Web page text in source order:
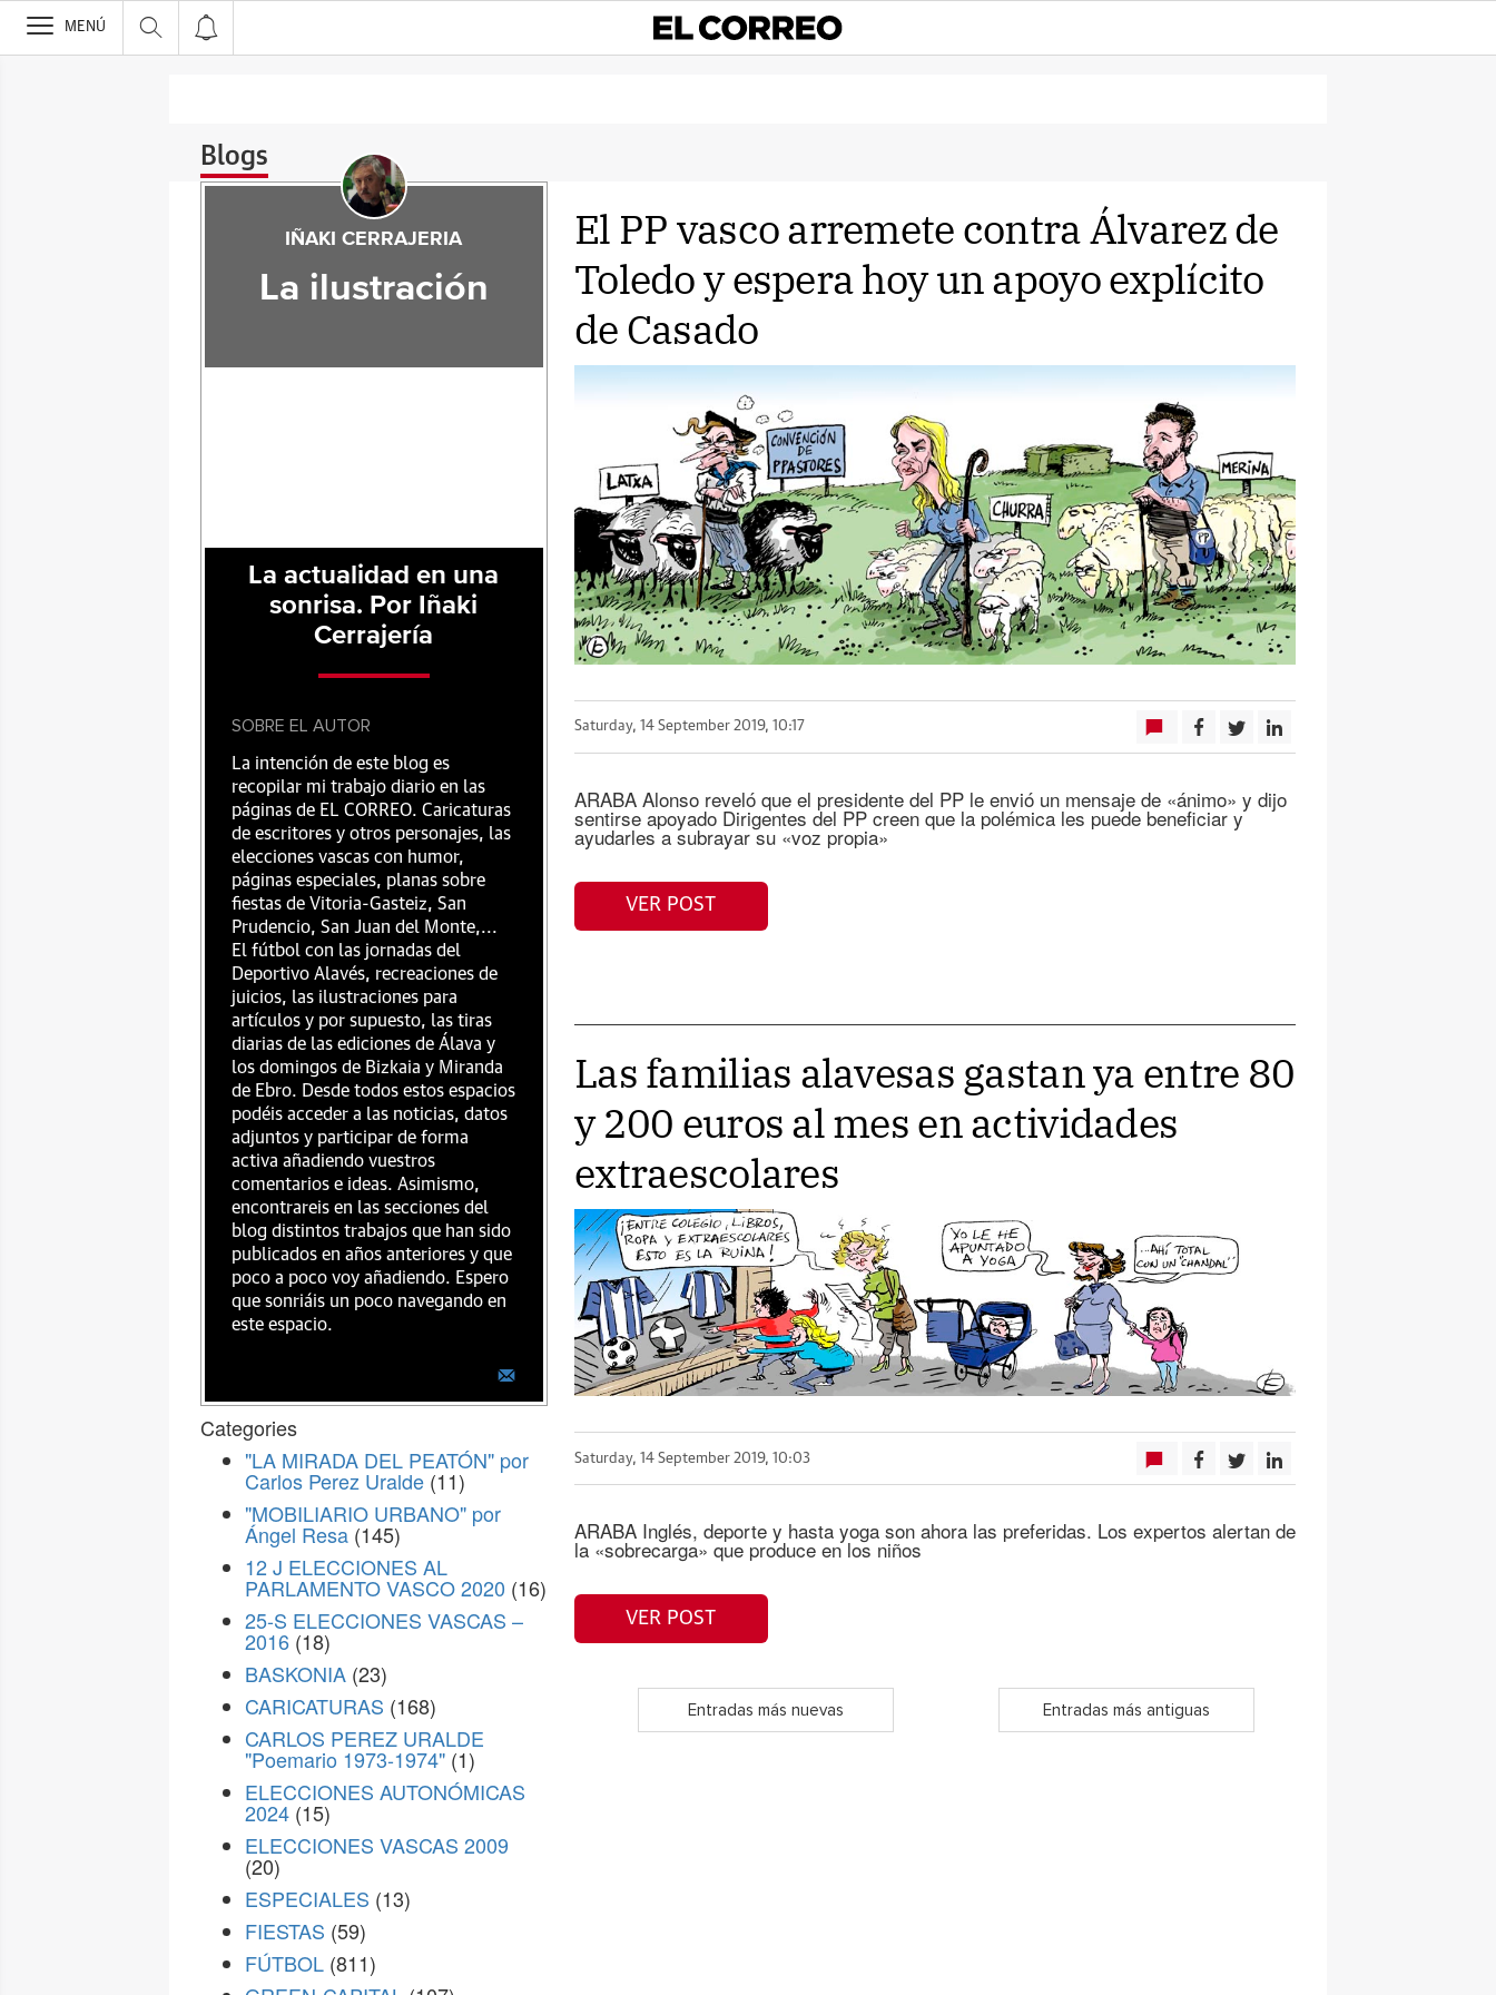
>
MENÚ
Blogs
El PP vasco arremete contra Álvarez de
Toledo y espera hoy un apoyo explícito
de Casado
Saturday, 14 September 2019, 10:17
ARABA Alonso reveló que el presidente del PP le envió un mensaje de «ánimo» y dijo
sentirse apoyado Dirigentes del PP creen que la polémica les puede beneficiar y
ayudarles a subrayar su «voz propia»
VER POST
Las familias alavesas gastan ya entre 80
y 200 euros al mes en actividades
extraescolares
Saturday, 14 September 2019, 10:03
ARABA Inglés, deporte y hasta yoga son ahora las preferidas. Los expertos alertan de
la «sobrecarga» que produce en los niños
VER POST
Entradas más nuevas Entradas más antiguas
IÑAKI CERRAJERIA
La ilustración
La actualidad en una
sonrisa. Por Iñaki
Cerrajería
SOBRE EL AUTOR
La intención de este blog es
recopilar mi trabajo diario en las
páginas de EL CORREO. Caricaturas
de escritores y otros personajes, las
elecciones vascas con humor,
páginas especiales, planas sobre
fiestas de Vitoria-Gasteiz, San
Prudencio, San Juan del Monte,...
El fútbol con las jornadas del
Deportivo Alavés, recreaciones de
juicios, las ilustraciones para
artículos y por supuesto, las tiras
diarias de las ediciones de Álava y
los domingos de Bizkaia y Miranda
de Ebro. Desde todos estos espacios
podéis acceder a las noticias, datos
adjuntos y participar de forma
activa añadiendo vuestros
comentarios e ideas. Asimismo,
encontrareis en las secciones del
blog distintos trabajos que han sido
publicados en años anteriores y que
poco a poco voy añadiendo. Espero
que sonriáis un poco navegando en
este espacio.
Categories
"LA MIRADA DEL PEATÓN" por
Carlos Perez Uralde (11)
"MOBILIARIO URBANO" por
Ángel Resa (145)
12 J ELECCIONES AL
PARLAMENTO VASCO 2020 (16)
25-S ELECCIONES VASCAS –
2016 (18)
BASKONIA (23)
CARICATURAS (168)
CARLOS PEREZ URALDE
"Poemario 1973-1974" (1)
ELECCIONES AUTONÓMICAS
2024 (15)
ELECCIONES VASCAS 2009
(20)
ESPECIALES (13)
FIESTAS (59)
FÚTBOL (811)